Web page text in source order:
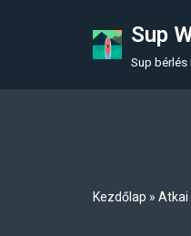
Sup
Sup bérlés
Kezdőlap » Atkai